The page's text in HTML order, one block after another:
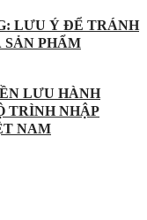
LƯU Ý ĐỂ TRÁNH
SẢN PHẨM
LƯU HÀNH
TRÌNH NHẬP
NAM